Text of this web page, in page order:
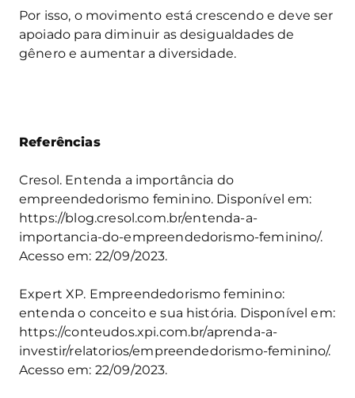
Por isso, o movimento está crescendo e deve ser
apoiado para diminuir as desigualdades de
gênero e aumentar a diversidade.
Referências
Cresol. Entenda a importância do
empreendedorismo feminino. Disponível em:
https://blog.cresol.com.br/entenda-a-
importancia-do-empreendedorismo-feminino/.
Acesso em: 22/09/2023.
Expert XP. Empreendedorismo feminino:
entenda o conceito e sua história. Disponível em:
https://conteudos.xpi.com.br/aprenda-a-
investir/relatorios/empreendedorismo-feminino/.
Acesso em: 22/09/2023.